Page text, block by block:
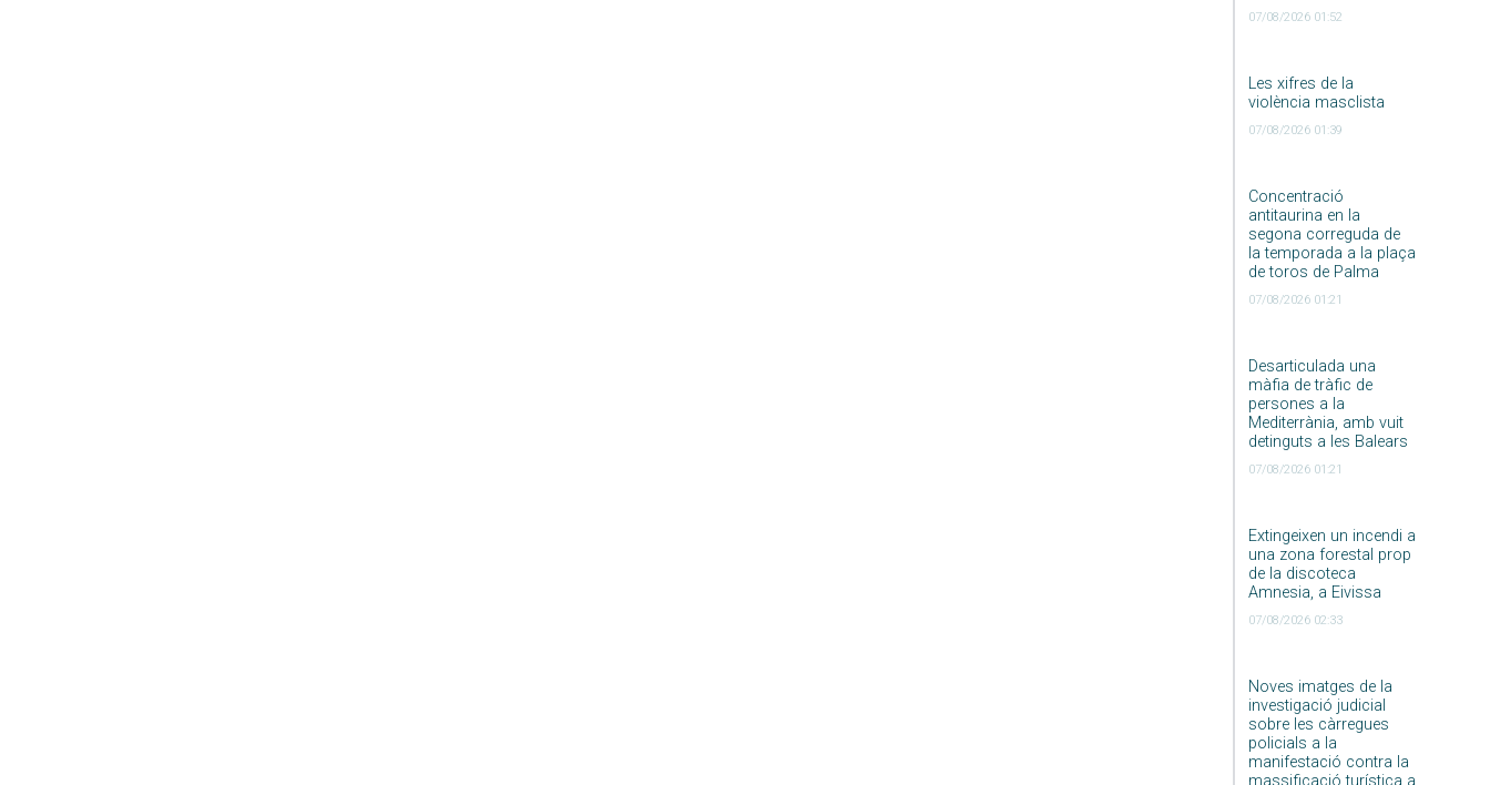
07/08/2026 01:52
Les xifres de la
violència masclista
07/08/2026 01:39
Concentració
antitaurina en la
segona correguda de
la temporada a la plaça
de toros de Palma
07/08/2026 01:21
Desarticulada una
màfia de tràfic de
persones a la
Mediterrània, amb vuit
detinguts a les Balears
07/08/2026 01:21
Extingeixen un incendi a
una zona forestal prop
de la discoteca
Amnesia, a Eivissa
07/08/2026 02:33
Noves imatges de la
investigació judicial
sobre les càrregues
policials a la
manifestació contra la
massificació turística a